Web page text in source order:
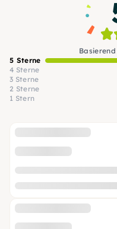
5 Sterne
4 Sterne
3 Sterne
2 Sterne
1 Stern